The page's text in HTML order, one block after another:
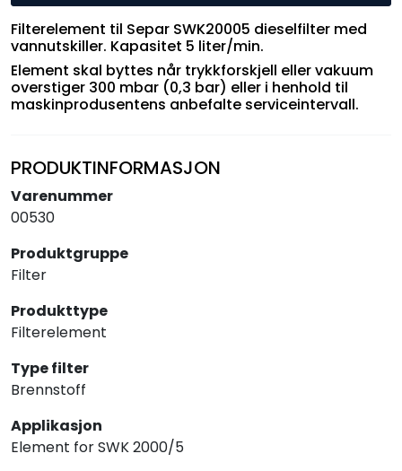
Filterelement til Separ SWK20005 dieselfilter med
vannutskiller. Kapasitet 5 liter/min.
Element skal byttes når trykkforskjell eller vakuum
overstiger 300 mbar (0,3 bar) eller i henhold til
maskinprodusentens anbefalte serviceintervall.
PRODUKTINFORMASJON
Varenummer
00530
Produktgruppe
Filter
Produkttype
Filterelement
Type filter
Brennstoff
Applikasjon
Element for SWK 2000/5